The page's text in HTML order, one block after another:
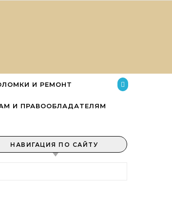
И РЕМОНТ
И ПРАВООБЛАДАТЕЛЯМ
НАВИГАЦИЯ ПО САЙТУ